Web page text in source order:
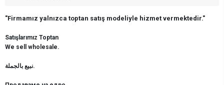
"Firmamız yalnızca toptan satış modeliyle hizmet vermektedir."
Satışlarımız Toptan
We sell wholesale.
نبيع بالجملة.